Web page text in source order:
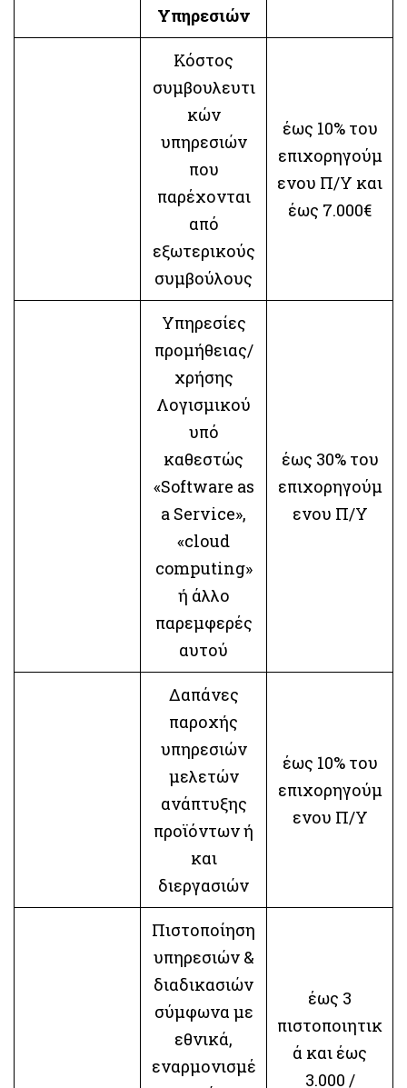
Υπηρεσιών
Κόστος
συμβουλευτι
κών
υπηρεσιών
που
παρέχονται
από
εξωτερικούς
συμβούλους
έως 10% του
επιχορηγούμ
ενου Π/Υ και
έως 7.000€
Υπηρεσίες
προμήθειας/
χρήσης
Λογισμικού
υπό
καθεστώς
«Software as
a Service»,
«cloud
computing»
ή άλλο
παρεμφερές
αυτού
έως 30% του
επιχορηγούμ
ενου Π/Υ
Δαπάνες
παροχής
υπηρεσιών
μελετών
ανάπτυξης
προϊόντων ή
και
διεργασιών
έως 10% του
επιχορηγούμ
ενου Π/Υ
Πιστοποίηση
υπηρεσιών &
διαδικασιών
σύμφωνα με
εθνικά,
εναρμονισμέ
έως 3
πιστοποιητικ
ά και έως
3.000 /